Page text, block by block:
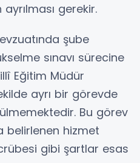
gerekir.
şube
sınavı sürecine
Eğitim Müdür
ayrı bir görevde
Bu görev
belirlenen hizmet
gibi şartlar esas